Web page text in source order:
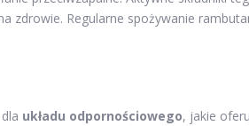
zdrowie. Regularne spożywanie
układu odpornościowego, jakie